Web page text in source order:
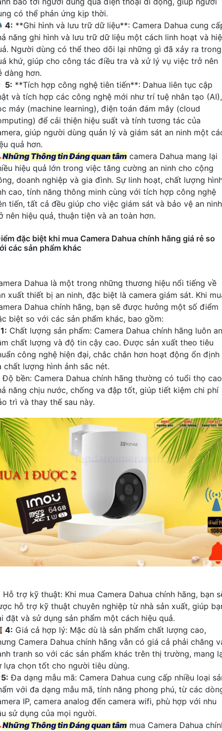
có thể phản ứng kịp thời.
4: **Ghi hình và lưu trữ dữ liệu**: Camera Dahua cung
năng ghi hình và lưu trữ dữ liệu một cách linh hoạt và
Người dùng có thể theo dõi lại những gì đã xảy ra trong
khứ, giúp cho công tác điều tra và xử lý vụ việc trở nên
dàng hơn.
5: **Tích hợp công nghệ tiên tiến**: Dahua liên tục cập
và tích hợp các công nghệ mới như trí tuệ nhân tạo (AI),
máy (machine learning), điện toán đám mây (cloud
để cải thiện hiệu suất và tính tương tác của
giúp người dùng quản lý và giám sát an ninh một
quả hơn.
Những Thông tin Đáng quan tâm camera Dahua mang lại
hiệu quả lớn trong việc tăng cường an ninh cho cộng
doanh nghiệp và gia đình. Sự linh hoạt, chất lượng
cao, tính năng thông minh cùng với tích hợp công nghệ
tiến, tất cả đều giúp cho việc giám sát và bảo vệ an ninh
nên hiệu quả, thuận tiện và an toàn hơn.
đặc biệt khi mua Camera Dahua chính hãng giá rẻ so
các sản phẩm khác
Dahua là một trong những thương hiệu nổi tiếng về
xuất thiết bị an ninh, đặc biệt là camera giám sát. Khi
Dahua chính hãng, bạn sẽ được hưởng một số điểm
biệt so với các sản phẩm khác, bao gồm:
1: Chất lượng sản phẩm: Camera Dahua chính hãng luôn an
chất lượng và độ tin cậy cao. Được sản xuất theo tiêu
công nghệ hiện đại, chắc chắn hơn hoạt động ổn định
chất lượng hình ảnh sắc nét.
Độ bền: Camera Dahua chính hãng thường có tuổi thọ
năng chịu nước, chống va đập tốt, giúp tiết kiệm chi phí
trì và thay thế sau này.
Hỗ trợ kỹ thuật: Khi mua Camera Dahua chính hãng, bạn
hỗ trợ kỹ thuật chuyên nghiệp từ nhà sản xuất, giúp
đặt và sử dụng sản phẩm một cách hiệu quả.
4: Giá cả hợp lý: Mặc dù là sản phẩm chất lượng cao,
Camera Dahua chính hãng vẫn có giá cả phải chăng
tranh so với các sản phẩm khác trên thị trường, mang
lựa chọn tốt cho người tiêu dùng.
5: Đa dạng mẫu mã: Camera Dahua cung cấp nhiều loại
với đa dạng mẫu mã, tính năng phong phú, từ các
IP, camera analog đến camera wifi, phù hợp với nhu
sử dụng của mọi người.
Những Thông tin Đáng quan tâm mua Camera Dahua